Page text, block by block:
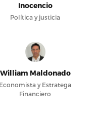
Inocencio
Política y justicia
William Maldonado
Economista y Estratega
Financiero